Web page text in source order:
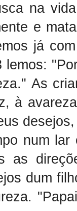
na
e
já
lemos:
As
à
num
as
dum